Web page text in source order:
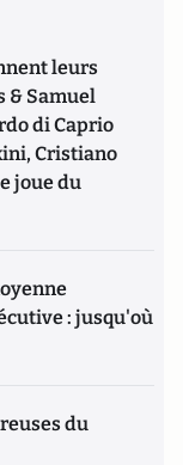
leurs
& Samuel
di Caprio
Cristiano
joue du
: jusqu'où
du